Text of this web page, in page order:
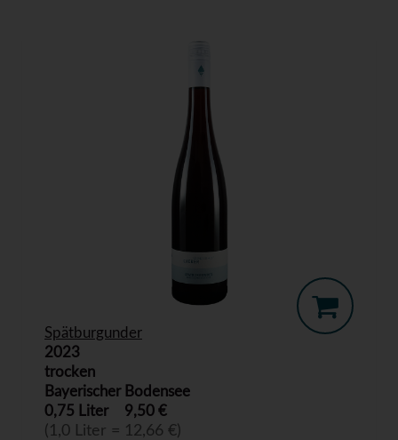
Spätburgunder
2023
trocken
Bayerischer Bodensee
0,75 Liter
9,50 €
(1,0 Liter = 12,66 €)